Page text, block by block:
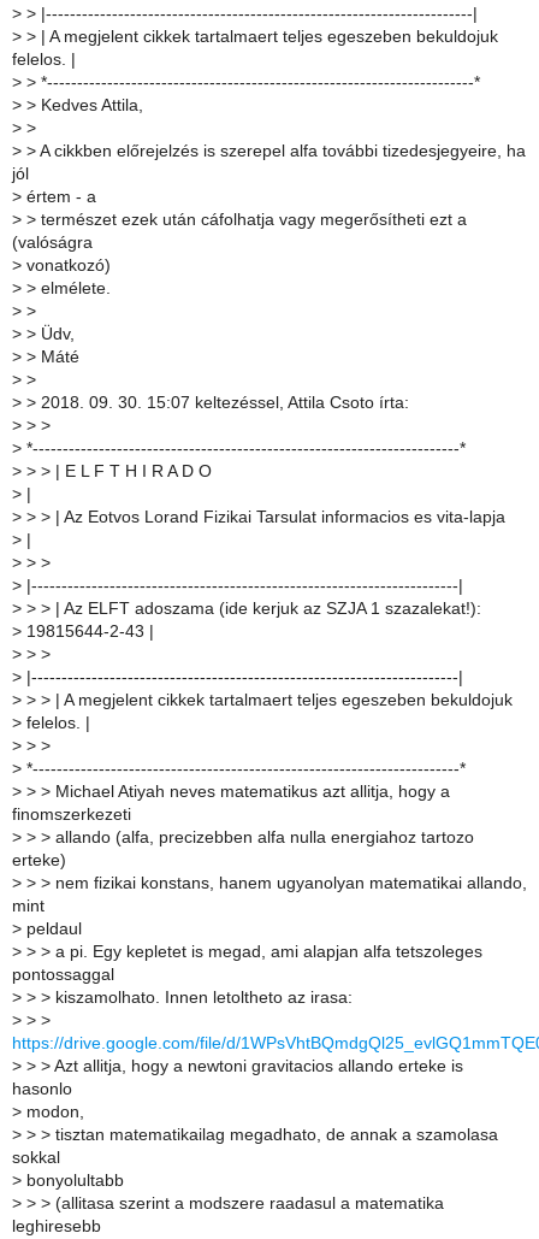
> > |-----------------------------------------------------------------------|
> > | A megjelent cikkek tartalmaert teljes egeszeben bekuldojuk
felelos. |
> > *-----------------------------------------------------------------------*
> > Kedves Attila,
> >
> > A cikkben előrejelzés is szerepel alfa további tizedesjegyeire, ha
jól
> értem - a
> > természet ezek után cáfolhatja vagy megerősítheti ezt a
(valóságra
> vonatkozó)
> > elmélete.
> >
> > Üdv,
> > Máté
> >
> > 2018. 09. 30. 15:07 keltezéssel, Attila Csoto írta:
> > >
> *-----------------------------------------------------------------------*
> > > | E L F T H I R A D O
>
> > > | Az Eotvos Lorand Fizikai Tarsulat informacios es vita-lapja
>
> > >
> |-----------------------------------------------------------------------|
> > > | Az ELFT adoszama (ide kerjuk az SZJA 1 szazalekat!):
> 19815644-2-43 |
> > >
> |-----------------------------------------------------------------------|
> > > | A megjelent cikkek tartalmaert teljes egeszeben bekuldojuk
> felelos. |
> > >
> *-----------------------------------------------------------------------*
> > > Michael Atiyah neves matematikus azt allitja, hogy a
finomszerkezeti
> > > allando (alfa, precizebben alfa nulla energiahoz tartozo
erteke)
> > > nem fizikai konstans, hanem ugyanolyan matematikai allando,
mint
> peldaul
> > > a pi. Egy kepletet is megad, ami alapjan alfa tetszoleges
pontossaggal
> > > kiszamolhato. Innen letoltheto az irasa:
> > >
https://drive.google.com/file/d/
> > > Azt allitja, hogy a newtoni gravitacios allando erteke is
hasonlo
> modon,
> > > tisztan matematikailag megadhato, de annak a szamolasa
sokkal
> bonyolultabb
> > > (allitasa szerint a modszere raadasul a matematika
leghiresebb